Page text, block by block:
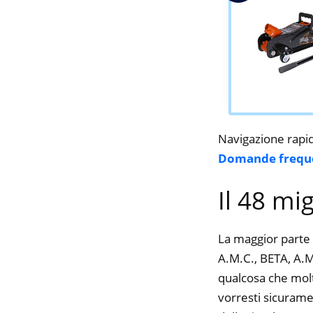
Navigazione
Domande
Il 48
La maggior
A.M.C., BETA,
qualcosa che
vorresti